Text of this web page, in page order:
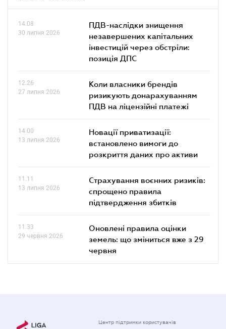
14.08
30 липня 2026
ПДВ-наслідки знищення
незавершених капітальних
інвестицій через обстріли:
позиція ДПС
12.26
27 липня 2026
Коли власники брендів
ризикують донарахуванням
ПДВ на ліцензійні платежі
14.00
13 липня 2026
Новації приватизації:
встановлено вимоги до
розкриття даних про активи
11.11
13 липня 2026
Страхування воєнних ризиків:
спрощено правила
підтвердження збитків
11.33
29 червня 2026
Оновлені правила оцінки
земель: що зміниться вже з 29
червня
Центр підтримки користувачів